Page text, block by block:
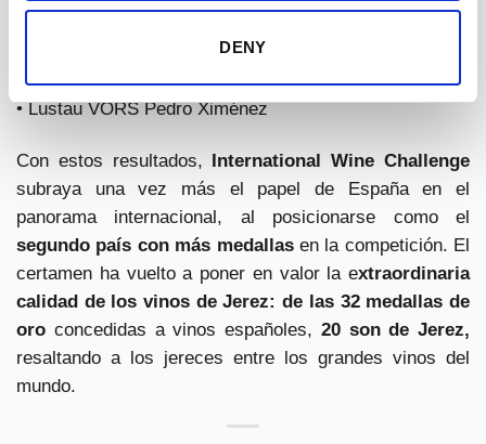
DENY
• Lustau VORS Moscatel
• Lustau VORS Pedro Ximénez
Con estos resultados, International Wine Challenge
subraya una vez más el papel de España en el
panorama internacional, al posicionarse como el
segundo país con más medallasen la competición. El
certamen ha vuelto a poner en valor la extraordinaria
calidad de los vinos de Jerez: de las 32 medallas de
oro concedidas a vinos españoles, 20 son de Jerez,
resaltando a los jereces entre los grandes vinos del
mundo.